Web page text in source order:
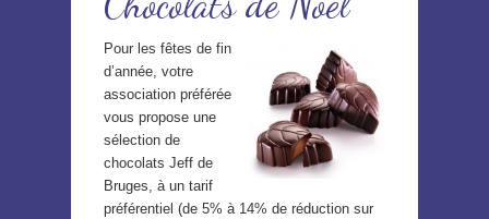
Pour les fêtes de fin
d’année, votre
association préférée
vous propose une
sélection de
chocolats Jeff de
Bruges, à un tarif
préférentiel (de 5% à 14% de réduction sur